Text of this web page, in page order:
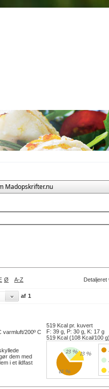
Madopskrifter.nu
Ø A-Z Detaljeret
af 1
varmluft/200º C
dem med
i et ildfast
519 Kcal pr. kuvert
F: 39 g, P: 30 g, K: 17 g
519 Kcal (108 Kcal/100 g)